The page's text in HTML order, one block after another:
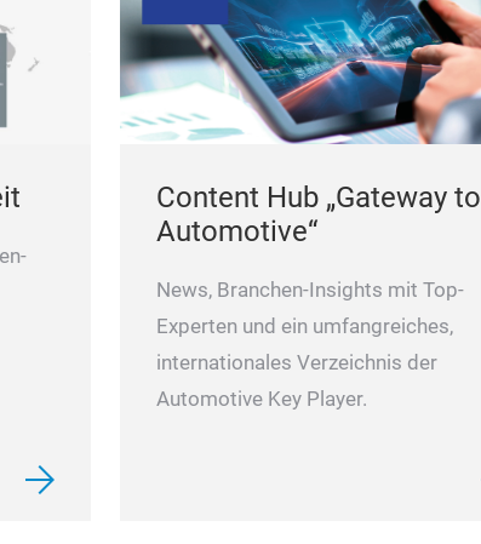
Content Hub „Gateway to
Automotive“
News, Branchen-Insights mit Top-
Experten und ein umfangreiches,
internationales Verzeichnis der
Automotive Key Player.